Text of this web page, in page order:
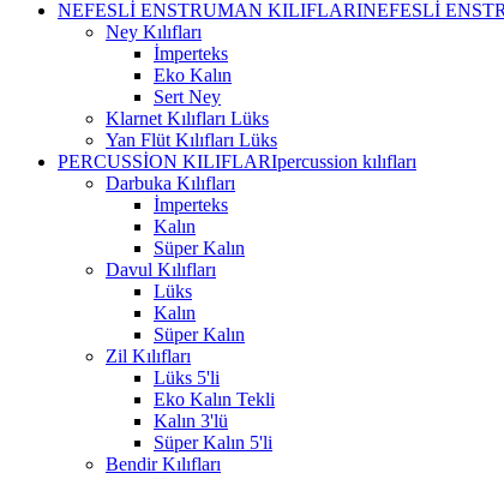
NEFESLİ ENSTRUMAN KILIFLARINEFESLİ
Ney Kılıfları
İmperteks
Eko Kalın
Sert Ney
Klarnet Kılıfları Lüks
Yan Flüt Kılıfları Lüks
PERCUSSİON KILIFLARIpercussion kılıfları
Darbuka Kılıfları
İmperteks
Kalın
Süper Kalın
Davul Kılıfları
Lüks
Kalın
Süper Kalın
Zil Kılıfları
Lüks 5'li
Eko Kalın Tekli
Kalın 3'lü
Süper Kalın 5'li
Bendir Kılıfları